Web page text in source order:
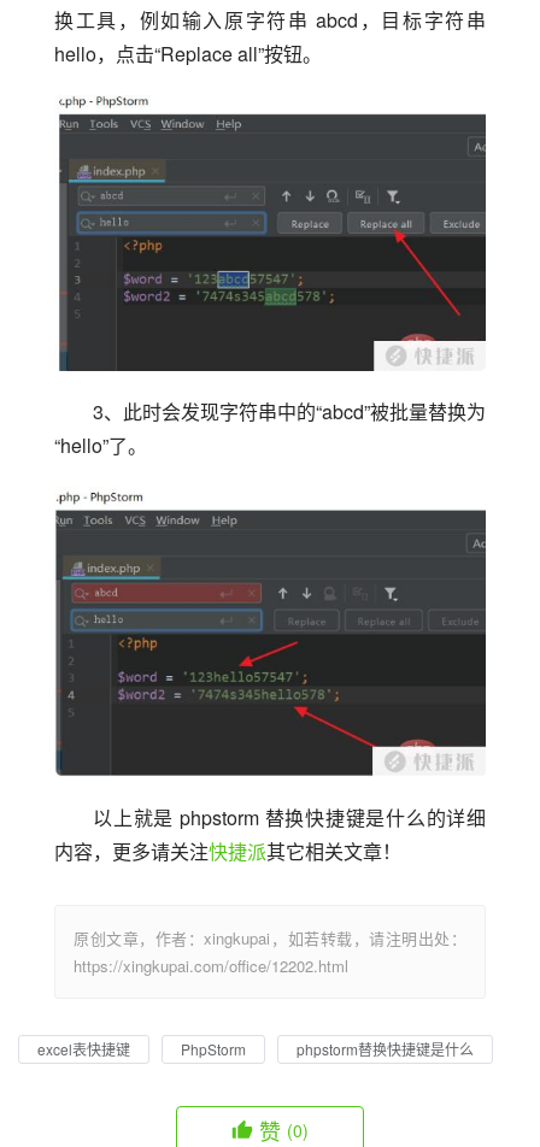
换工具，例如输入原字符串 abcd，目标字符串
hello，点击“Replace all”按钮。
3、此时会发现字符串中的“abcd”被批量替换为
“hello”了。
以上就是 phpstorm 替换快捷键是什么的详细
内容，更多请关注快捷派其它相关文章！
原创文章，作者：xingkupai，如若转载，请注明出处：
https://xingkupai.com/office/12202.html
excel表快捷键 PhpStorm phpstorm替换快捷键是什么
赞 (0)